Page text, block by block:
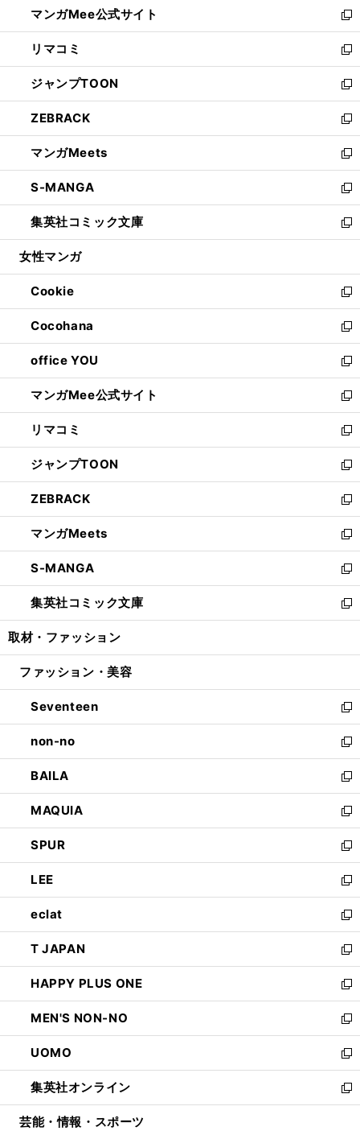
く
ド
ウ
で
開
く
ィ
ン
ド
ウ
で
開
く
い
ウ
ィ
ン
ド
ウ
で
開
く
マンガMee公式サイト
新
し
い
ウ
ィ
ン
ド
ウ
で
開
く
リマコミ
新
し
い
ウ
ィ
ン
ド
ウ
で
開
く
ジャンプTOON
新
し
い
ウ
ィ
ン
ド
ウ
で
開
ZEBRACK
新
し
い
ウ
ィ
ン
ド
ウ
開
く
マンガMeets
新
し
い
ウ
ィ
ン
ウ
で
開
く
S-MANGA
新
し
い
ウ
ン
ド
ウ
で
開
く
集英社コミック文庫
新
し
ウ
ィ
ン
ド
ウ
で
開
く
女性マンガ
Cookie
新
し
い
ウ
ィ
ン
ド
ウ
で
開
く
Cocohana
新
し
い
ウ
ィ
ン
ド
ウ
で
開
く
office YOU
新
し
い
ウ
ィ
ン
ド
ウ
で
開
く
マンガMee公式サイト
新
し
い
ウ
ィ
ン
ド
ウ
で
開
く
リマコミ
新
し
い
ウ
ィ
ン
ド
ウ
で
開
く
ジャンプTOON
新
し
い
ウ
ィ
ン
ド
ウ
で
開
ZEBRACK
新
し
い
ウ
ィ
ン
ド
ウ
開
マンガMeets
新
し
い
ウ
ィ
ン
ウ
開
く
S-MANGA
新
し
い
ウ
ン
ウ
で
開
く
集英社コミック文庫
新
し
ウ
ン
ド
ウ
で
開
く
取材・ファッション
ファッション・美容
Seventeen
新
し
い
ウ
ィ
ン
ド
ウ
で
開
く
non-no
新
し
い
ウ
ィ
ン
ド
ウ
で
開
く
BAILA
新
し
い
ウ
ィ
ン
ド
ウ
で
開
く
MAQUIA
新
し
い
ウ
ィ
ン
ド
ウ
で
開
く
SPUR
新
し
い
ウ
ィ
ン
ド
ウ
で
開
く
LEE
新
し
い
ウ
ィ
ン
ド
ウ
で
開
く
eclat
新
し
い
ウ
ィ
ン
ド
ウ
で
開
く
T JAPAN
新
し
い
ウ
ィ
ン
ド
ウ
で
開
HAPPY PLUS ONE
新
し
い
ウ
ィ
ン
ド
ウ
MEN'S NON-NO
新
し
い
ウ
ィ
ン
UOMO
新
し
い
ウ
集英社オンライン
新
し
芸能・情報・スポーツ